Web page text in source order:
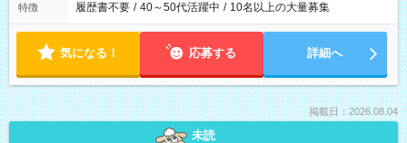
特徴 履歴書不要 / 40～50代活躍中 / 10名以上の大量募集
気になる！ 応募する 詳細へ
掲載日：2026.08.04
未読